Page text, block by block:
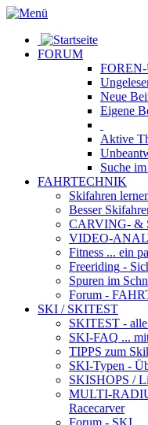
FORUM
Neue
Eigene
Aktive
Suche
FAHRTECHNIK
Skifahren
Besser
CARVING- &
VIDEO-
Fitness ... ein
Freeriding -
Spuren im
Forum -
SKI / SKITEST
SKITEST -
SKI-FAQ ...
TIPPS zum
SKI-Typen -
SKISHOPS /
MULTI-
Racecarver
Forum - SKI